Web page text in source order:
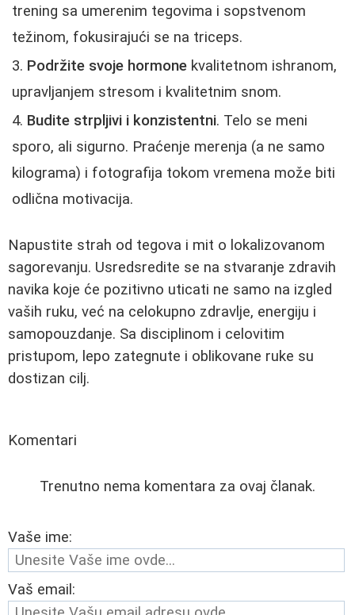
trening sa umerenim tegovima i sopstvenom
težinom, fokusirajući se na triceps.
Podržite svoje hormone kvalitetnom ishranom,
upravljanjem stresom i kvalitetnim snom.
Budite strpljivi i konzistentni. Telo se meni
sporo, ali sigurno. Praćenje merenja (a ne samo
kilograma) i fotografija tokom vremena može biti
odlična motivacija.
Napustite strah od tegova i mit o lokalizovanom
sagorevanju. Usredsredite se na stvaranje zdravih
navika koje će pozitivno uticati ne samo na izgled
vaših ruku, već na celokupno zdravlje, energiju i
samopouzdanje. Sa disciplinom i celovitim
pristupom, lepo zategnute i oblikovane ruke su
dostizan cilj.
Komentari
Trenutno nema komentara za ovaj članak.
Vaše ime:
Vaš email: